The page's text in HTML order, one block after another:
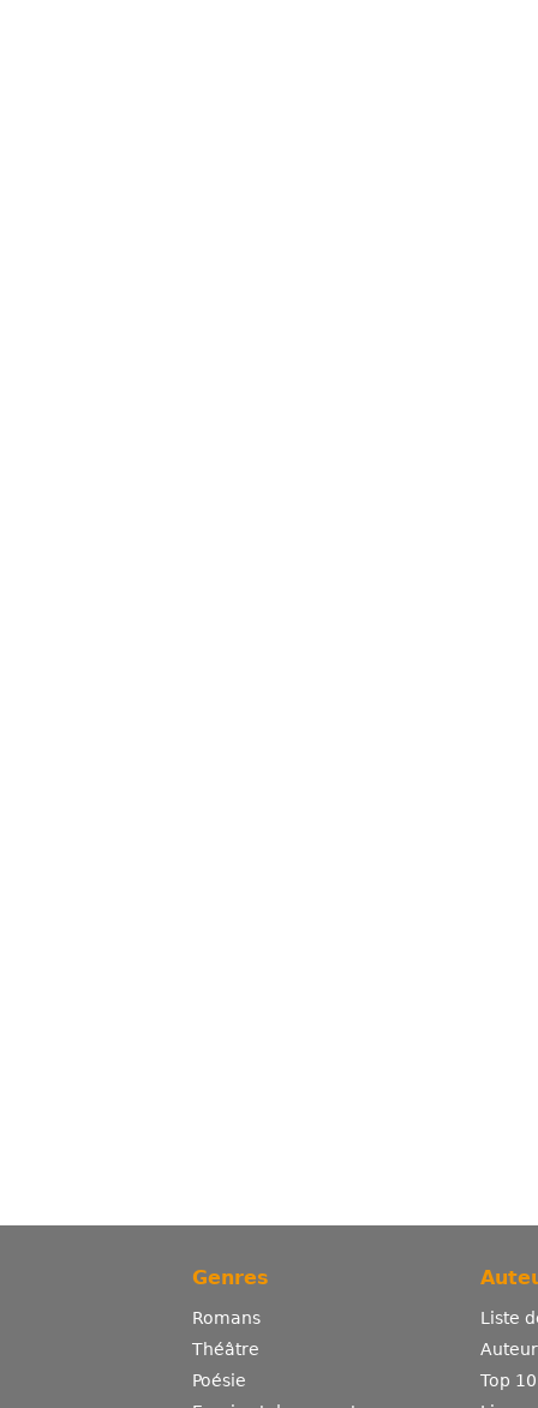
Genres
Romans
Théâtre
Poésie
Liste
Top